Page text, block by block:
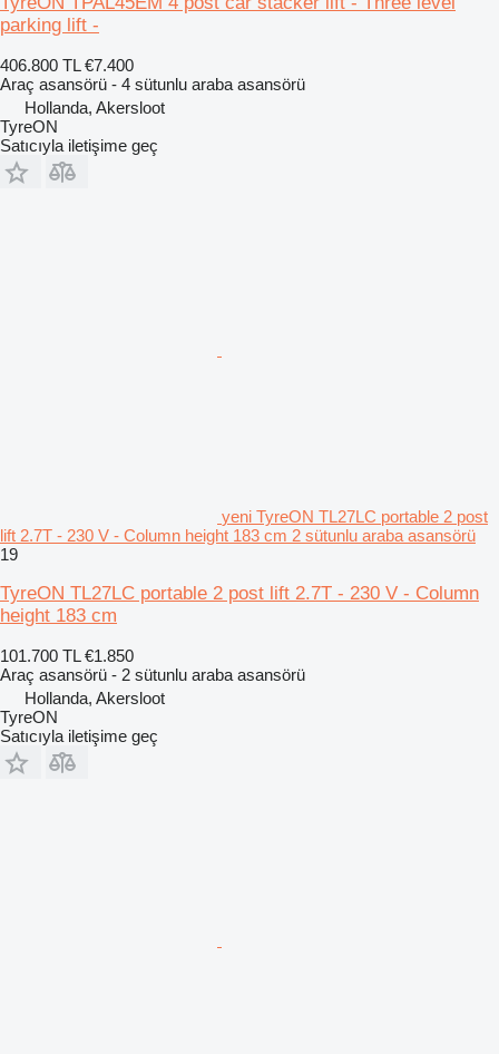
parking lift -
406.800 TL €7.400
Araç asansörü - 4 sütunlu araba asansörü
Hollanda, Akersloot
TyreON
Satıcıyla iletişime geç
yeni TyreON TL27LC portable 2 post
lift 2.7T - 230 V - Column height 183 cm 2 sütunlu araba asansörü
19
TyreON TL27LC portable 2 post lift 2.7T - 230 V - Column
height 183 cm
101.700 TL €1.850
Araç asansörü - 2 sütunlu araba asansörü
Hollanda, Akersloot
TyreON
Satıcıyla iletişime geç